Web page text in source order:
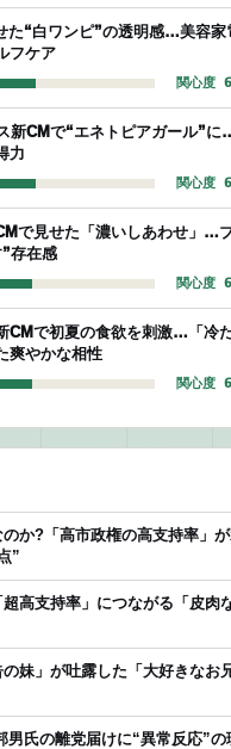
た“白ワンピ”の透明感…美容家
フケア
関心度
新CMで“エネトピアガール”に
力
関心度
で見せた「濃いしあわせ」…
存在感
関心度
CMで初夏の食欲を刺激…「冷
爽やかな相性
関心度
か?「高市政権の高支持率」
”
高支持率」につながる「皮肉
妹」が吐露した「大好きなお
氏の離党届けに“異常反応”の